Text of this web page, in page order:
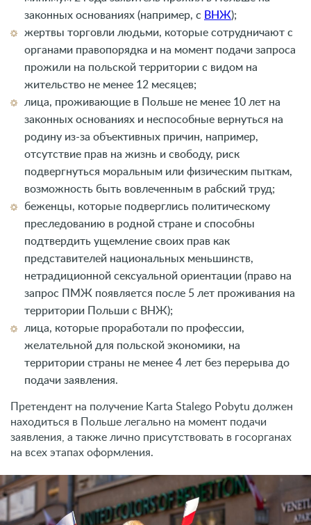
законных основаниях (например, с ВНЖ);
жертвы торговли людьми, которые сотрудничают с
органами правопорядка и на момент подачи запроса
прожили на польской территории с видом на
жительство не менее 12 месяцев;
лица, проживающие в Польше не менее 10 лет на
законных основаниях и неспособные вернуться на
родину из-за объективных причин, например,
отсутствие прав на жизнь и свободу, риск
подвергнуться моральным или физическим пыткам,
возможность быть вовлеченным в рабский труд;
беженцы, которые подверглись политическому
преследованию в родной стране и способны
подтвердить ущемление своих прав как
представителей национальных меньшинств,
нетрадиционной сексуальной ориентации (право на
запрос ПМЖ появляется после 5 лет проживания на
территории Польши с ВНЖ);
лица, которые проработали по профессии,
желательной для польской экономики, на
территории страны не менее 4 лет без перерыва до
подачи заявления.
Претендент на получение Karta Stalego Pobytu должен
находиться в Польше легально на момент подачи
заявления, а также лично присутствовать в госорганах
на всех этапах оформления.